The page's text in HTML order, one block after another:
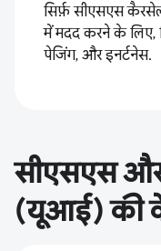
सिर्फ़ सीएसएस
में मदद करने के लिए,
पेजिंग, और इनर्टनेस.
सीएसएस
(यूआई) की